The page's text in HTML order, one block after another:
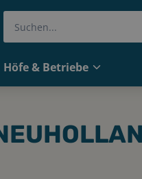
Höfe & Betriebe